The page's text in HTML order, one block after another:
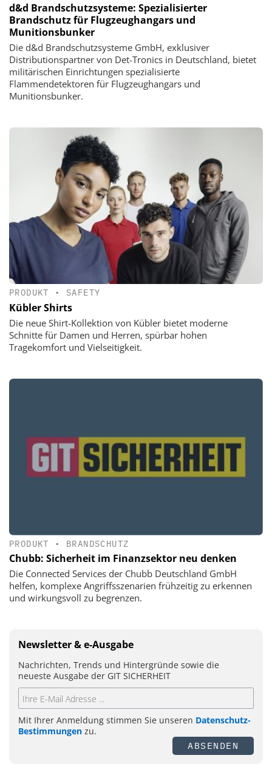
d&d Brandschutzsysteme: Spezialisierter
Brandschutz für Flugzeughangars und
Munitionsbunker
Die d&d Brandschutzsysteme GmbH, exklusiver
Distributionspartner von Det-Tronics in Deutschland, bietet
militärischen Einrichtungen spezialisierte
Flammendetektoren für Flugzeughangars und
Munitionsbunker.
PRODUKT • SAFETY
Kübler Shirts
Die neue Shirt-Kollektion von Kübler bietet moderne
Schnitte für Damen und Herren, spürbar hohen
Tragekomfort und Vielseitigkeit.
PRODUKT • BRANDSCHUTZ
Chubb: Sicherheit im Finanzsektor neu denken
Die Connected Services der Chubb Deutschland GmbH
helfen, komplexe Angriffsszenarien frühzeitig zu erkennen
und wirkungsvoll zu begrenzen.
Newsletter & e-Ausgabe
Nachrichten, Trends und Hintergründe sowie die
neueste Ausgabe der GIT SICHERHEIT
Mit Ihrer Anmeldung stimmen Sie unseren Datenschutz-
Bestimmungen zu.
ABSENDEN